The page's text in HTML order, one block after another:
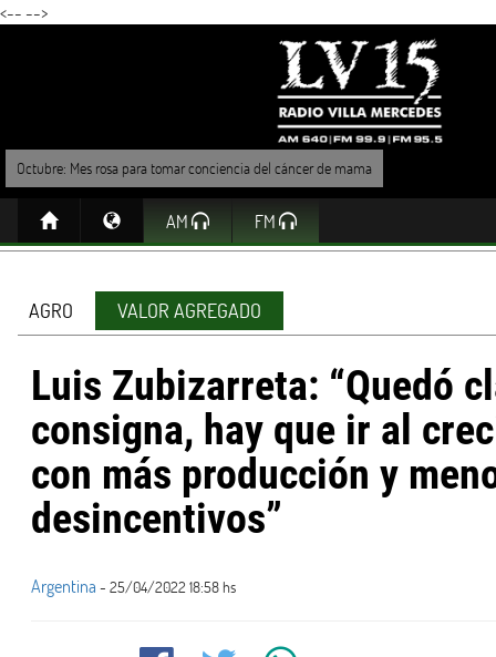
<-- -->
Octubre: Mes rosa para tomar conciencia del cáncer de mama
AM FM
AGRO VALOR AGREGADO
Luis Zubizarreta: “Quedó
consigna, hay que ir al
con más producción y
desincentivos”
Argentina - 25/04/2022 18:58 hs